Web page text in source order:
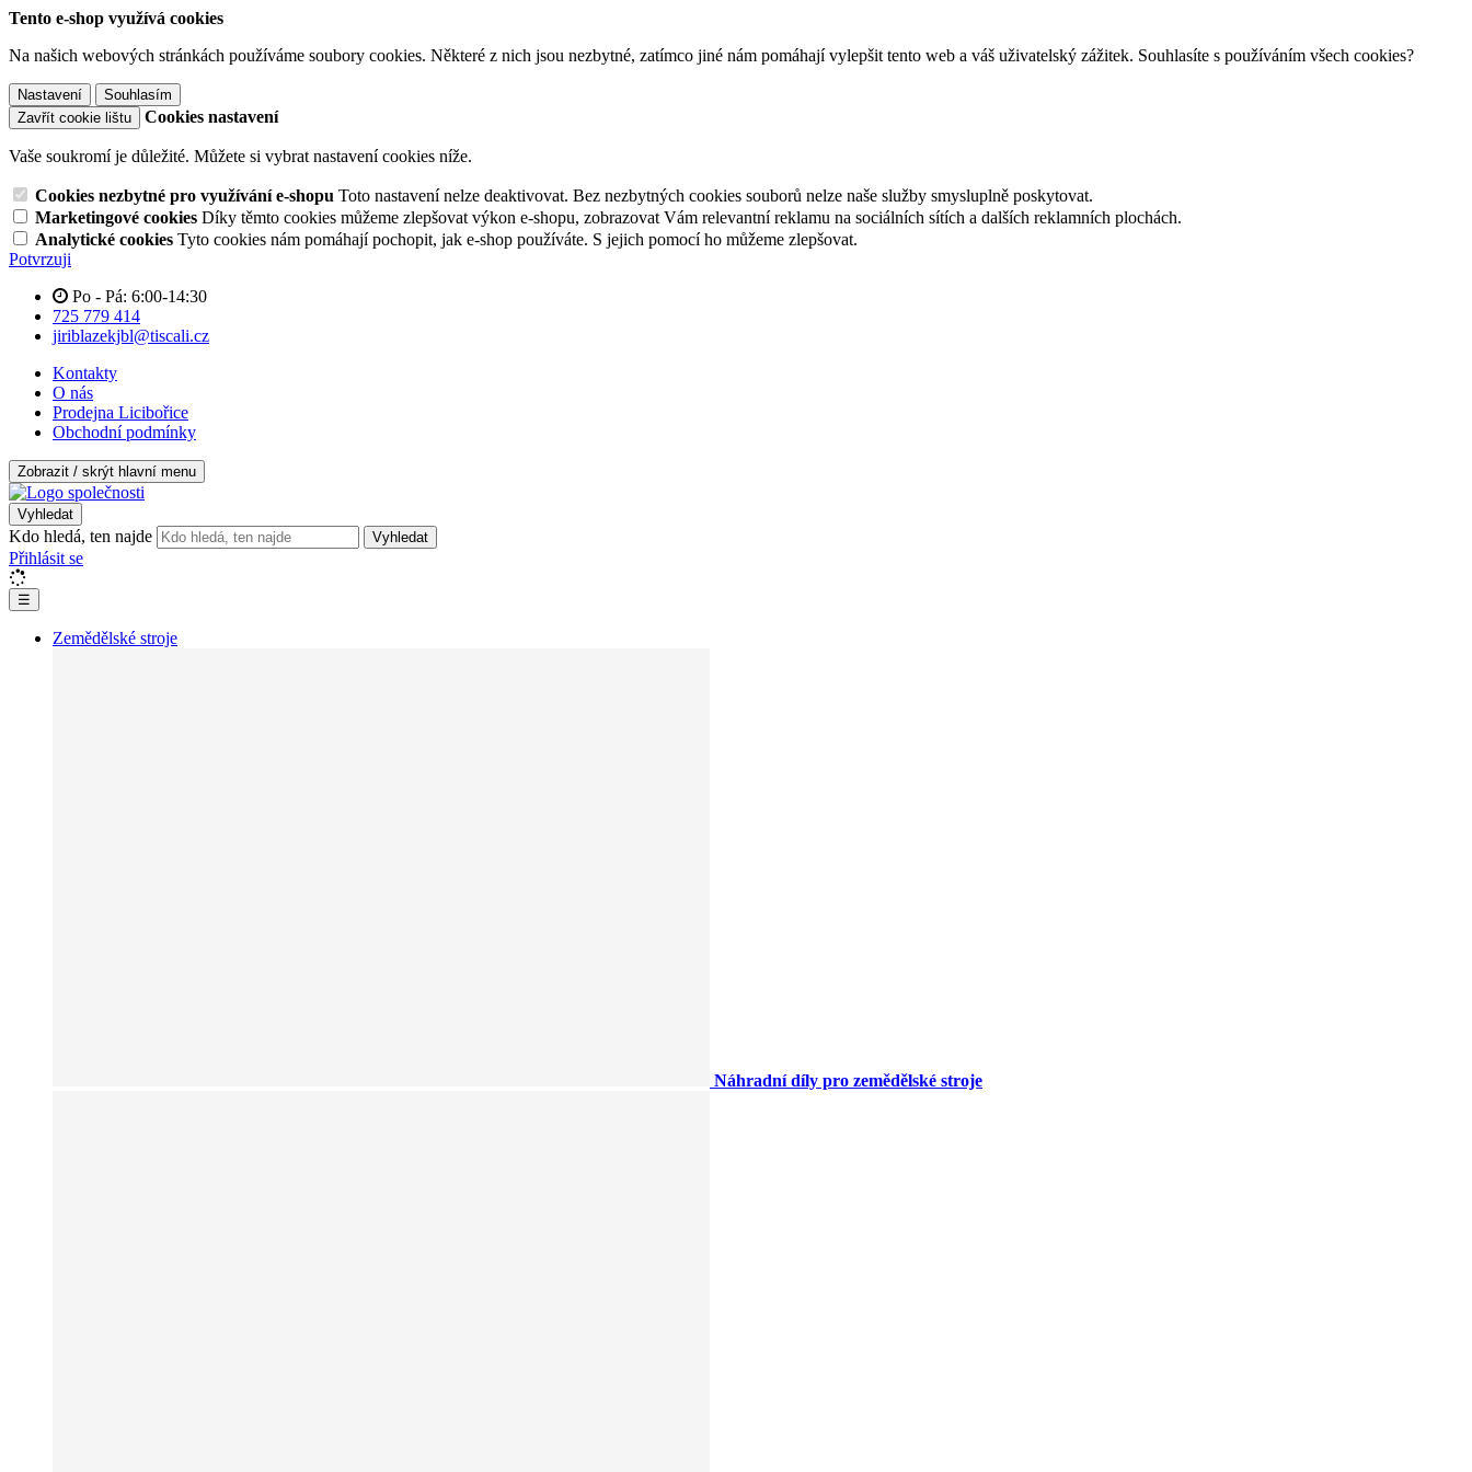
Tento e-shop využívá cookies
Na našich webových stránkách používáme soubory cookies. Některé z nich jsou nezbytné, zatímco jiné nám pomáhají vylepšit tento web a váš uživatelský zážitek. Souhlasíte s používáním všech cookies?
Nastavení
Souhlasím
Zavřít cookie lištu
Cookies nastavení
Vaše soukromí je důležité. Můžete si vybrat nastavení cookies níže.
Cookies nezbytné pro využívání e-shopu Toto nastavení nelze deaktivovat. Bez nezbytných cookies souborů nelze naše služby smysluplně poskytovat.
Marketingové cookies Díky těmto cookies můžeme zlepšovat výkon e-shopu, zobrazovat Vám relevantní reklamu na sociálních sítích a dalších reklamních plochách.
Analytické cookies Tyto cookies nám pomáhají pochopit, jak e-shop používáte. S jejich pomocí ho můžeme zlepšovat.
Potvrzuji
Po - Pá: 6:00-14:30
725 779 414
jiriblazekjbl@tiscali.cz
Kontakty
O nás
Prodejna Licibořice
Obchodní podmínky
Zobrazit / skrýt hlavní menu
Vyhledat
Kdo hledá, ten najde Vyhledat
Přihlásit se
☰
Zemědělské stroje
Náhradní díly pro zemědělské stroje